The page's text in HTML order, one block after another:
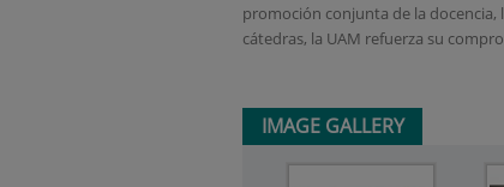
promoción conjunta de la docencia,
cátedras, la UAM refuerza su
IMAGE GALLERY